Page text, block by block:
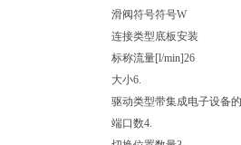
滑阀符号符号W
连接类型底板安装
标称流量[l/min]26
大小6.
驱动类型带集成电子设备
端口数4.